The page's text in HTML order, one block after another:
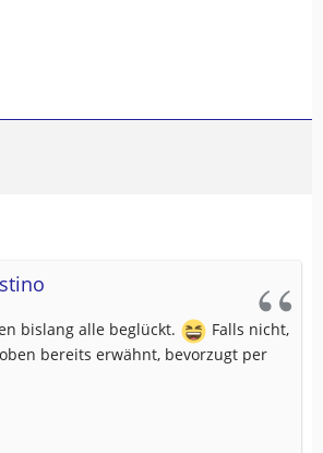
bislang alle beglückt.
Falls nicht,
bereits erwähnt, bevorzugt per